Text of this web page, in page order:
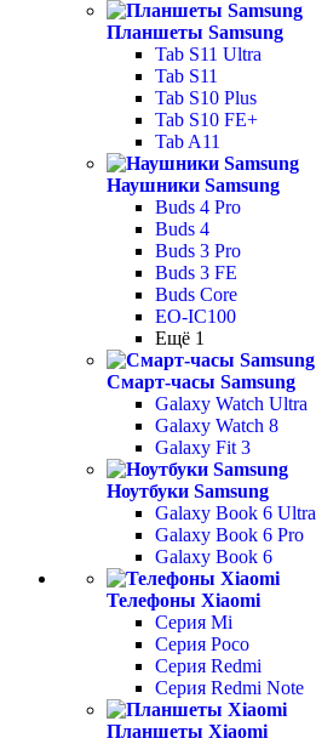
Планшеты Samsung
Tab S11 Ultra
Tab S11
Tab S10 Plus
Tab S10 FE+
Tab A11
Наушники Samsung
Buds 4 Pro
Buds 4
Buds 3 Pro
Buds 3 FE
Buds Core
EO-IC100
Ещё 1
Смарт-часы Samsung
Galaxy Watch Ultra
Galaxy Watch 8
Galaxy Fit 3
Ноутбуки Samsung
Galaxy Book 6 Ultra
Galaxy Book 6 Pro
Galaxy Book 6
Телефоны Xiaomi
Серия Mi
Серия Poco
Серия Redmi
Серия Redmi Note
Планшеты Xiaomi